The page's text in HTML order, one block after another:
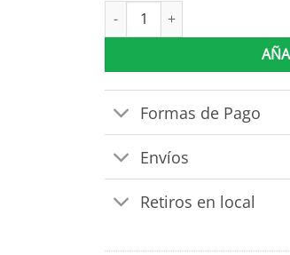
Juego De Comedor 4 Sillas
Formas de Pago
Envíos
Retiros en local